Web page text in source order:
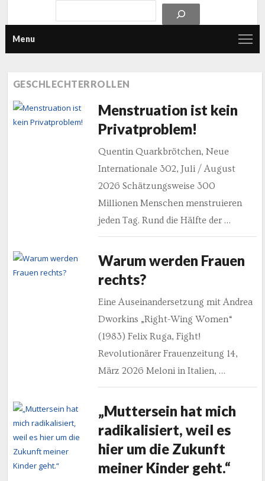
Menu
GESCHLECHTERROLLEN
Menstruation ist kein
Privatproblem!
Quentin Quarkbrötchen, Neue
Internationale 302, Juli / August
2026 Schätzungsweise 300
Millionen Menschen menstruieren
jeden Tag. Rund die Hälfte der …
Warum werden Frauen
rechts?
Eine Auseinandersetzung mit Andrea
Dworkins „Right-Wing Women“
(1983) Felix Ruga, Fight!
Revolutionärer Frauenzeitung 14,
März 2026 Meloni in Italien, …
„Muttersein hat mich
radikalisiert, weil es
hier um die Zukunft
meiner Kinder geht.“